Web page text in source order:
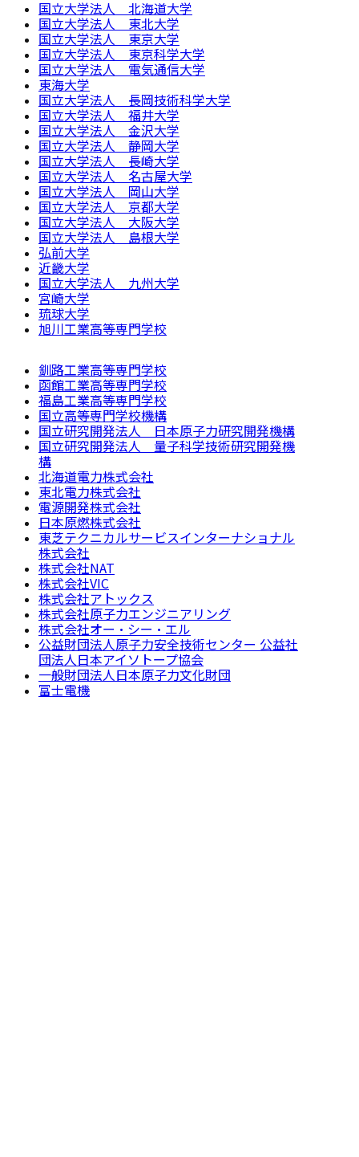
国立大学法人 北海道大学
国立大学法人 東北大学
国立大学法人 東京大学
国立大学法人 東京科学大学
国立大学法人 電気通信大学
東海大学
国立大学法人 長岡技術科学大学
国立大学法人 福井大学
国立大学法人 金沢大学
国立大学法人 静岡大学
国立大学法人 長崎大学
国立大学法人 名古屋大学
国立大学法人 岡山大学
国立大学法人 京都大学
国立大学法人 大阪大学
国立大学法人 島根大学
弘前大学
近畿大学
国立大学法人 九州大学
宮崎大学
琉球大学
旭川工業高等専門学校
釧路工業高等専門学校
函館工業高等専門学校
福島工業高等専門学校
国立高等専門学校機構
国立研究開発法人 日本原子力研究開発機構
国立研究開発法人 量子科学技術研究開発機
構
北海道電力株式会社
東北電力株式会社
電源開発株式会社
日本原燃株式会社
東芝テクニカルサービスインターナショナル
株式会社
株式会社NAT
株式会社VIC
株式会社アトックス
株式会社原子力エンジニアリング
株式会社オー・シー・エル
公益財団法人原子力安全技術センター 公益社
団法人日本アイソトープ協会
一般財団法人日本原子力文化財団
富士電機